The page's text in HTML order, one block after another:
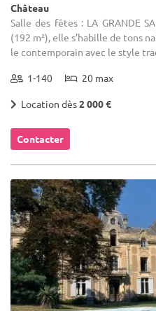
Château
Salle des fêtes : LA GRANDE
(192 m²), elle s’habille de tons
le contemporain avec le style
1-140 20 max
Location dès2 000 €
Contacter